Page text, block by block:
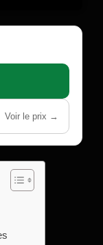
Voir le prix →